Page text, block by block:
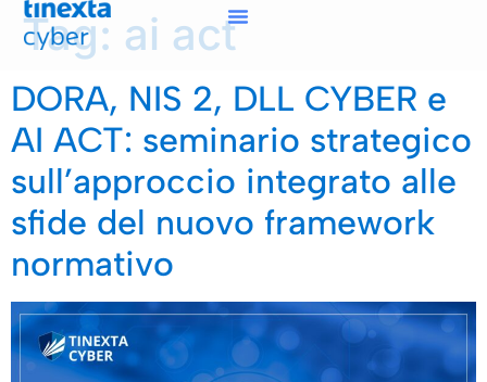
Tag: ai act
DORA, NIS 2, DLL CYBER e
AI ACT: seminario strategico
sull’approccio integrato alle
sfide del nuovo framework
normativo